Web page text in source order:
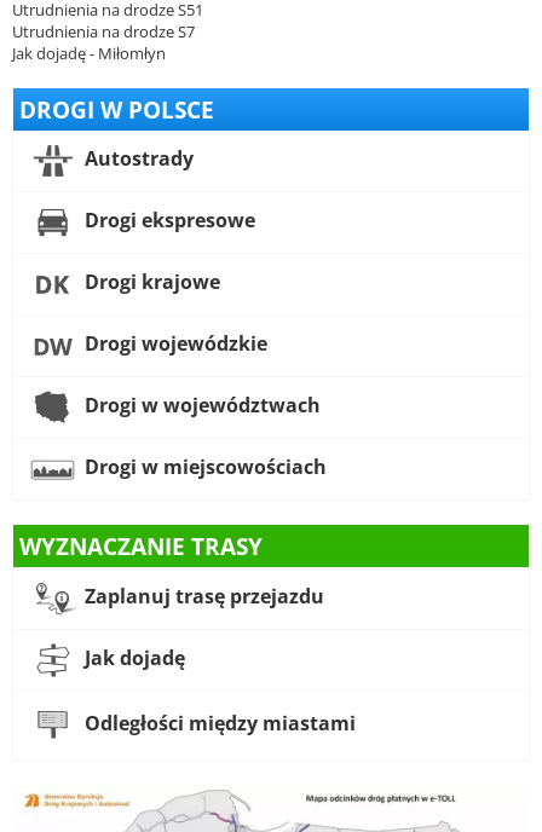
Utrudnienia na drodze S51
Utrudnienia na drodze S7
Jak dojadę - Miłomłyn
DROGI W POLSCE
Autostrady
Drogi ekspresowe
Drogi krajowe
Drogi wojewódzkie
Drogi w województwach
Drogi w miejscowościach
WYZNACZANIE TRASY
Zaplanuj trasę przejazdu
Jak dojadę
Odległości między miastami